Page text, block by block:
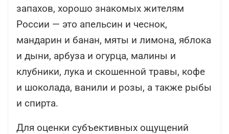
запахов, хорошо знакомых жителям
России — это апельсин и чеснок,
мандарин и банан, мяты и лимона, яблока
и дыни, арбуза и огурца, малины и
клубники, лука и скошенной травы, кофе
и шоколада, ванили и розы, а также рыбы
и спирта.
Для оценки субъективных ощущений